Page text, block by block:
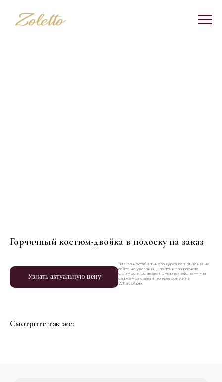
Горчичный костюм-двойка в полоску на заказ
Узнать актуальную цену
*Из-за нестабильного курса валют цены на
сайте не указаны. Для точного расчета
стоимости оставьте номер телефона — мы
свяжемся с вами по телефону или
WhatsApp.
Смотрите так же: